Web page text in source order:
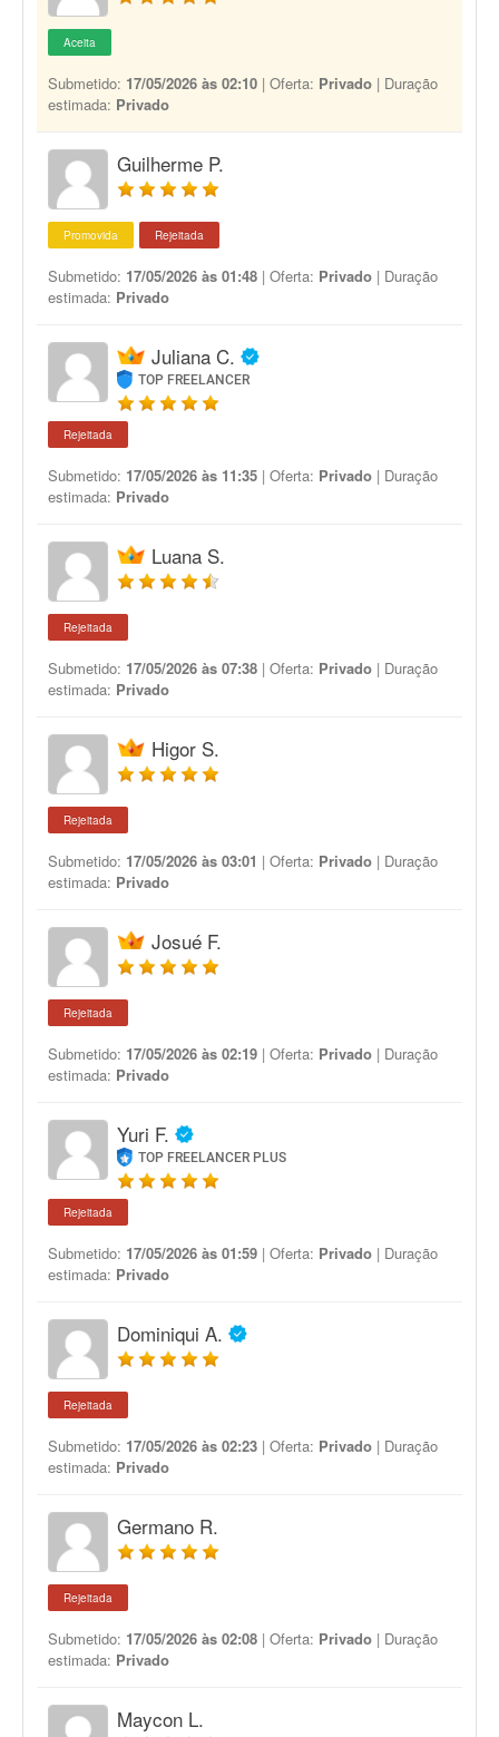
Aceita
Submetido: 17/05/2026 às 02:10 | Oferta: Privado | Duração
estimada: Privado
Guilherme P.
Promovida Rejeitada
Submetido: 17/05/2026 às 01:48 | Oferta: Privado | Duração
estimada: Privado
Juliana C.
TOP FREELANCER
Rejeitada
Submetido: 17/05/2026 às 11:35 | Oferta: Privado | Duração
estimada: Privado
Luana S.
Rejeitada
Submetido: 17/05/2026 às 07:38 | Oferta: Privado | Duração
estimada: Privado
Higor S.
Rejeitada
Submetido: 17/05/2026 às 03:01 | Oferta: Privado | Duração
estimada: Privado
Josué F.
Rejeitada
Submetido: 17/05/2026 às 02:19 | Oferta: Privado | Duração
estimada: Privado
Yuri F.
TOP FREELANCER PLUS
Rejeitada
Submetido: 17/05/2026 às 01:59 | Oferta: Privado | Duração
estimada: Privado
Dominiqui A.
Rejeitada
Submetido: 17/05/2026 às 02:23 | Oferta: Privado | Duração
estimada: Privado
Germano R.
Rejeitada
Submetido: 17/05/2026 às 02:08 | Oferta: Privado | Duração
estimada: Privado
Maycon L.